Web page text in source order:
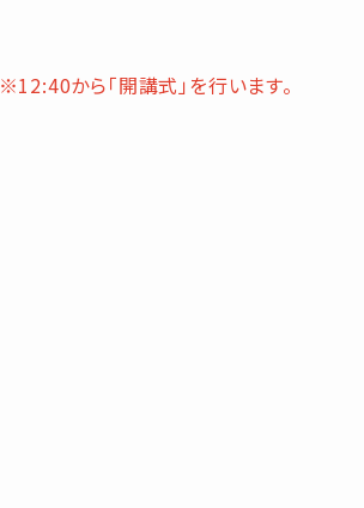
※12:40から「開講式」を行います。